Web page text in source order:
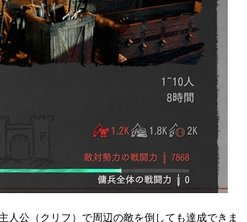
人公（クリフ）で周辺の敵を倒しても達成できま